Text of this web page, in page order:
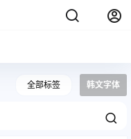
全部标签 韩文字体